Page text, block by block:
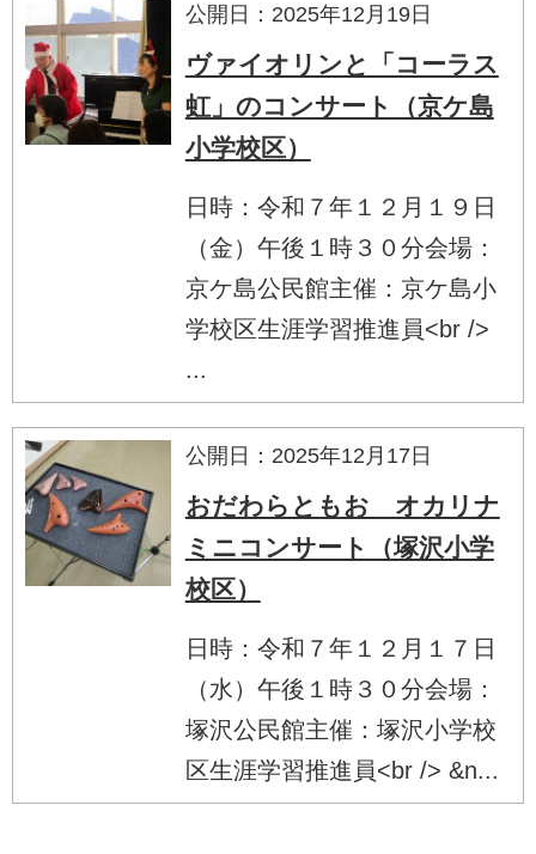
公開日：2025年12月19日
ヴァイオリンと「コーラス
虹」のコンサート（京ケ島
小学校区）
日時：令和７年１２月１９日
（金）午後１時３０分会場：
京ケ島公民館主催：京ケ島小
学校区生涯学習推進員<br />
...
公開日：2025年12月17日
おだわらともお オカリナ
ミニコンサート（塚沢小学
校区）
日時：令和７年１２月１７日
（水）午後１時３０分会場：
塚沢公民館主催：塚沢小学校
区生涯学習推進員<br /> &n...